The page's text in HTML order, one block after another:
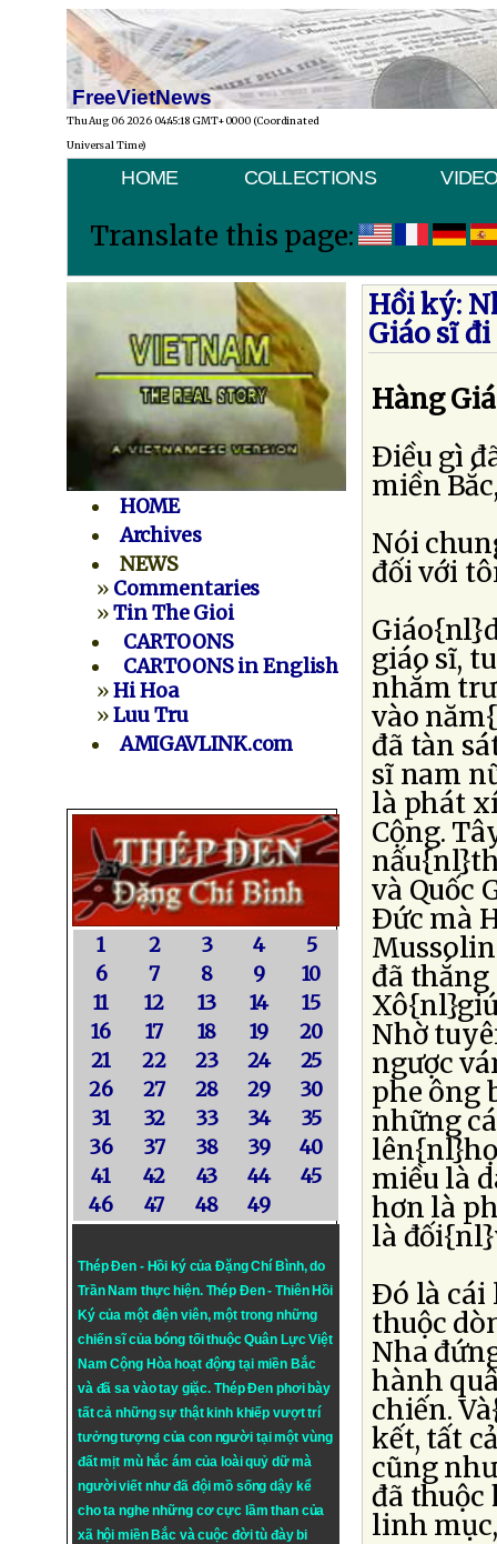
FreeVietNews
Thu Aug 06 2026 04:45:18 GMT+0000 (Coordinated
Universal Time)
HOME COLLECTIONS
Translate this page:
HOME
Archives
NEWS
» Commentaries
»Tin The Gioi
CARTOONS
CARTOONS in English
»Hi Hoa
»Luu Tru
AMIGAVLINK.com
1 2 3 4
5
6
7 8 9
10
11
12 13 14
15
16
17 18 19
20
21
22 23 24
25
26
27 28 29
30
31
32 33 34
35
36
37 38 39
40
41
42 43 44
45
46
47 48 49
Thép Đen - Hồi ký của Đặng Chí Bình, do
Trần Nam thực hiện. Thép Đen- Thiên Hồi
Ký của một điện viên, một trong những
chiến sĩ của bóng tối thuộc Quân Lực Việt
Nam Cộng Hòa hoạt động tại miền Bắc
và đã sa vào tay giặc. Thép Đen phơi bày
tất cả những sự thật kinh khiếp vượt trí
tưởng tượng của con người tại một vùng
đất mịt mù hắc ám của loài quỷ dữ mà
người viết như đã đội mồ sống dậy kể
cho ta nghe những cơ cực lầm than của
xã hội miền Bắc và cuộc đời tù đày bi
Hồi ký:
Giáo sĩ
Hàng
Ðiều gì
miền
Nói
đối với
giáo sĩ,
nhắm
vào
đã tàn
sĩ nam
là phát
Cộng.
và Quốc
Ðức mà
đã thắng
Nhờ
ngược
phe ông
những
miều là
hơn là
là
Ðó là cái
thuộc
Nha
hành
chiến.
kết, tất
cũng
đã thuộc
linh